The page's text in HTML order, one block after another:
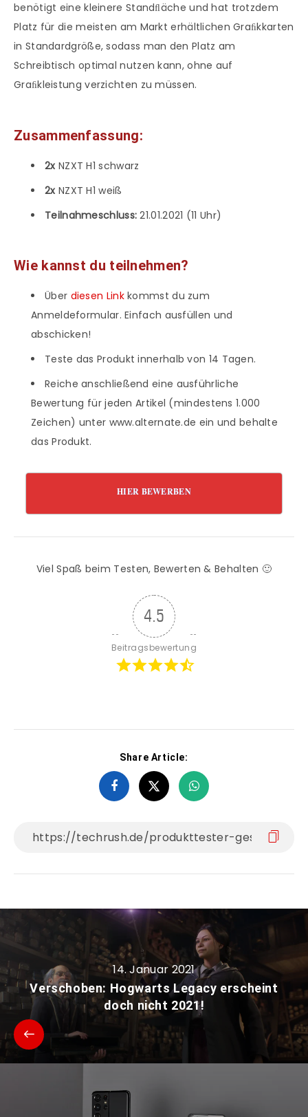
benötigt eine kleinere Standﬂäche und hat trotzdem
Platz für die meisten am Markt erhältlichen Graﬁkkarten
in Standardgröße, sodass man den Platz am
Schreibtisch optimal nutzen kann, ohne auf
Graﬁkleistung verzichten zu müssen.
Zusammenfassung:
2x NZXT H1 schwarz
2x NZXT H1 weiß
Teilnahmeschluss:21.01.2021 (11 Uhr)
Wie kannst du teilnehmen?
Über diesen Linkkommst du zum
Anmeldeformular. Einfach ausfüllen und
abschicken!
Teste das Produkt innerhalb von 14 Tagen.
Reiche anschließend eine ausführliche
Bewertung für jeden Artikel (mindestens 1.000
Zeichen) unter www.alternate.de ein und behalte
das Produkt.
HIER BEWERBEN
Viel Spaß beim Testen, Bewerten & Behalten 🙂
4.5
Beitragsbewertung
Share Article:
14. Januar 2021
Verschoben: Hogwarts Legacy erscheint
doch nicht 2021!